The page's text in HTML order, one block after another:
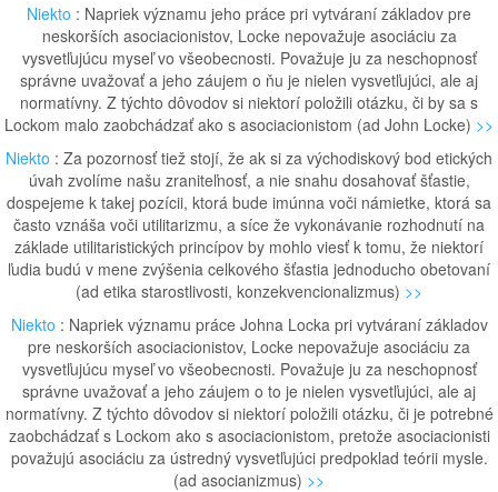
Niekto : Napriek významu jeho práce pri vytváraní základov pre
neskorších asociacionistov, Locke nepovažuje asociáciu za
vysvetľujúcu myseľ vo všeobecnosti. Považuje ju za neschopnosť
správne uvažovať a jeho záujem o ňu je nielen vysvetľujúci, ale aj
normatívny. Z týchto dôvodov si niektorí položili otázku, či by sa s
Lockom malo zaobchádzať ako s asociacionistom (ad John Locke) >>
Niekto : Za pozornosť tiež stojí, že ak si za východiskový bod etických
úvah zvolíme našu zraniteľnosť, a nie snahu dosahovať šťastie,
dospejeme k takej pozícii, ktorá bude imúnna voči námietke, ktorá sa
často vznáša voči utilitarizmu, a síce že vykonávanie rozhodnutí na
základe utilitaristických princípov by mohlo viesť k tomu, že niektorí
ľudia budú v mene zvýšenia celkového šťastia jednoducho obetovaní
(ad etika starostlivosti, konzekvencionalizmus) >>
Niekto : Napriek významu práce Johna Locka pri vytváraní základov
pre neskorších asociacionistov, Locke nepovažuje asociáciu za
vysvetľujúcu myseľ vo všeobecnosti. Považuje ju za neschopnosť
správne uvažovať a jeho záujem o to je nielen vysvetľujúci, ale aj
normatívny. Z týchto dôvodov si niektorí položili otázku, či je potrebné
zaobchádzať s Lockom ako s asociacionistom, pretože asociacionisti
považujú asociáciu za ústredný vysvetľujúci predpoklad teórii mysle.
(ad asocianizmus) >>